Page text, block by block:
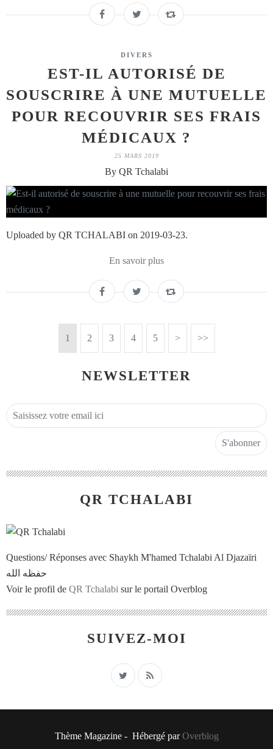
DIVERS
EST-IL AUTORISÉ DE
SOUSCRIRE À UNE MUTUELLE
POUR RECOUVRIR SES FRAIS
MÉDICAUX ?
25 MARS 2019
By QR Tchalabi
Uploaded by QR TCHALABI on 2019-03-23.
En savoir plus
1 2 3 4 5 > >>
NEWSLETTER
QR TCHALABI
Questions/ Réponses avec Shaykh M'hamed Tchalabi Al Djazaïri
حفظه الله
Voir le profil de QR Tchalabi sur le portail Overblog
SUIVEZ-MOI
Thème Magazine - Hébergé parOverblog